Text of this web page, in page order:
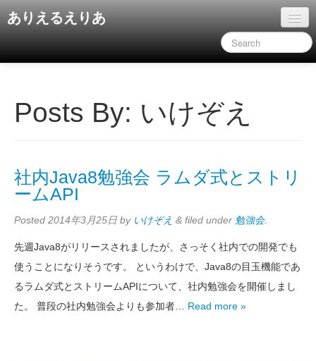
ありえるえりあ
旧コンテンツ
Posts By: いけぞえ
社内Java8勉強会 ラムダ式とストリ
ームAPI
Posted 2014年3月25日 by いけぞえ & filed under 勉強会.
先週Java8がリリースされましたが、さっそく社内での開発でも
使うことになりそうです。 というわけで、Java8の目玉機能であ
るラムダ式とストリームAPIについて、社内勉強会を開催しまし
た。 普段の社内勉強会よりも参加者… Read more »